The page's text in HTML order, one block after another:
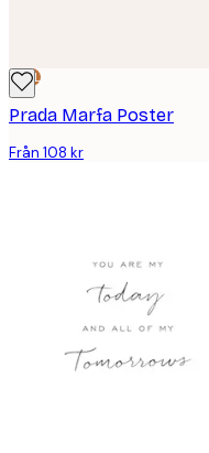
DEAL
Prada Marfa Poster
Från 108 kr